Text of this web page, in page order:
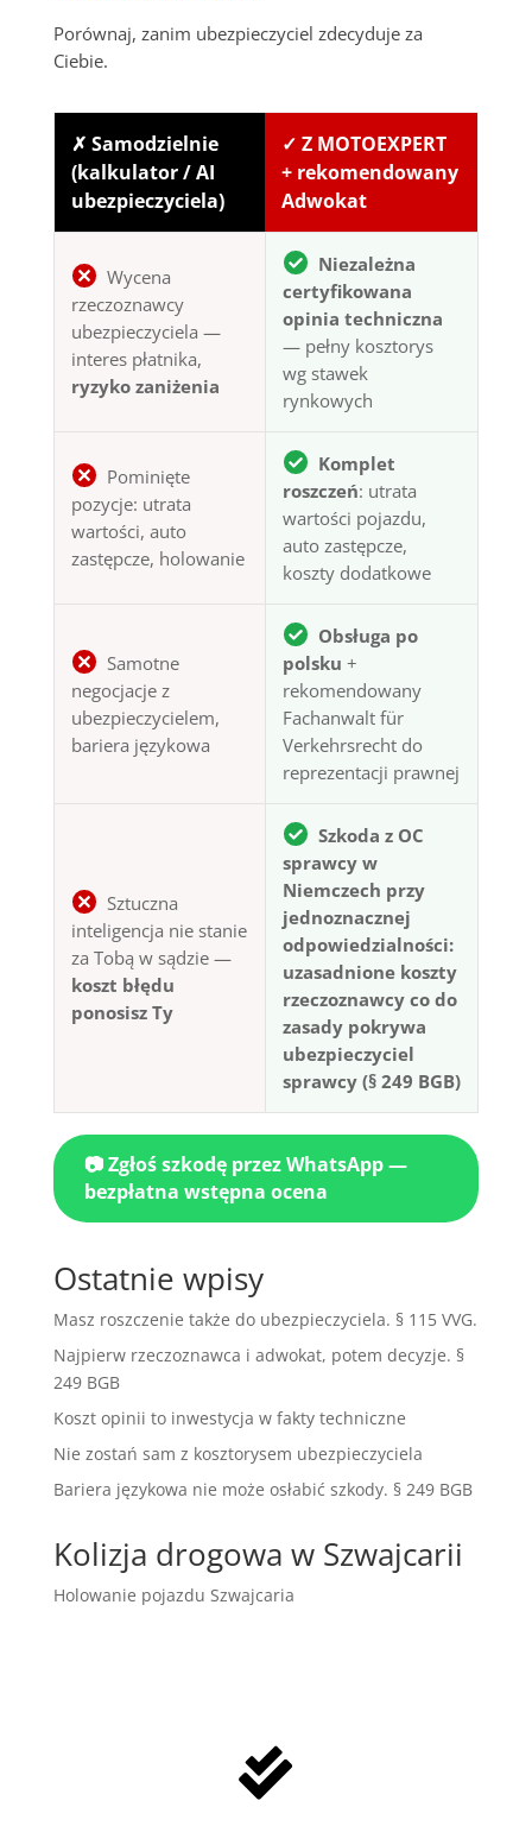
Porównaj, zanim ubezpieczyciel zdecyduje za
Ciebie.
✗ Samodzielnie
(kalkulator / AI
ubezpieczyciela)
✓ Z MOTOEXPERT
+ rekomendowany
Adwokat
Wycena
rzeczoznawcy
ubezpieczyciela —
interes płatnika,
ryzyko zaniżenia
Niezależna
certyfikowana
opinia techniczna
— pełny kosztorys
wg stawek
rynkowych
Pominięte
pozycje: utrata
wartości, auto
zastępcze, holowanie
Komplet
roszczeń: utrata
wartości pojazdu,
auto zastępcze,
koszty dodatkowe
Samotne
negocjacje z
ubezpieczycielem,
bariera językowa
Obsługa po
polsku +
rekomendowany
Fachanwalt für
Verkehrsrecht do
reprezentacji prawnej
Sztuczna
inteligencja nie stanie
za Tobą w sądzie —
koszt błędu
ponosisz Ty
Szkoda z OC
sprawcy w
Niemczech przy
jednoznacznej
odpowiedzialności:
uzasadnione koszty
rzeczoznawcy co do
zasady pokrywa
ubezpieczyciel
sprawcy (§ 249 BGB)
📷 Zgłoś szkodę przez WhatsApp —
bezpłatna wstępna ocena
Ostatnie wpisy
Masz roszczenie także do ubezpieczyciela. § 115 VVG.
Najpierw rzeczoznawca i adwokat, potem decyzje. §
249 BGB
Koszt opinii to inwestycja w fakty techniczne
Nie zostań sam z kosztorysem ubezpieczyciela
Bariera językowa nie może osłabić szkody. § 249 BGB
Kolizja drogowa w Szwajcarii
Holowanie pojazdu Szwajcaria
